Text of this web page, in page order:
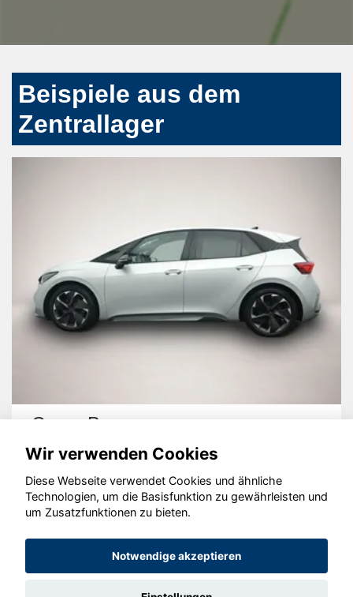
Beispiele aus dem
Zentrallager
Cupra Born
© konjunkturmotor.de GmbH 2020 - 2026
Wir verwenden Cookies
Diese Webseite verwendet Cookies und ähnliche
Technologien, um die Basisfunktion zu gewährleisten und
um Zusatzfunktionen zu bieten.
Notwendige akzeptieren